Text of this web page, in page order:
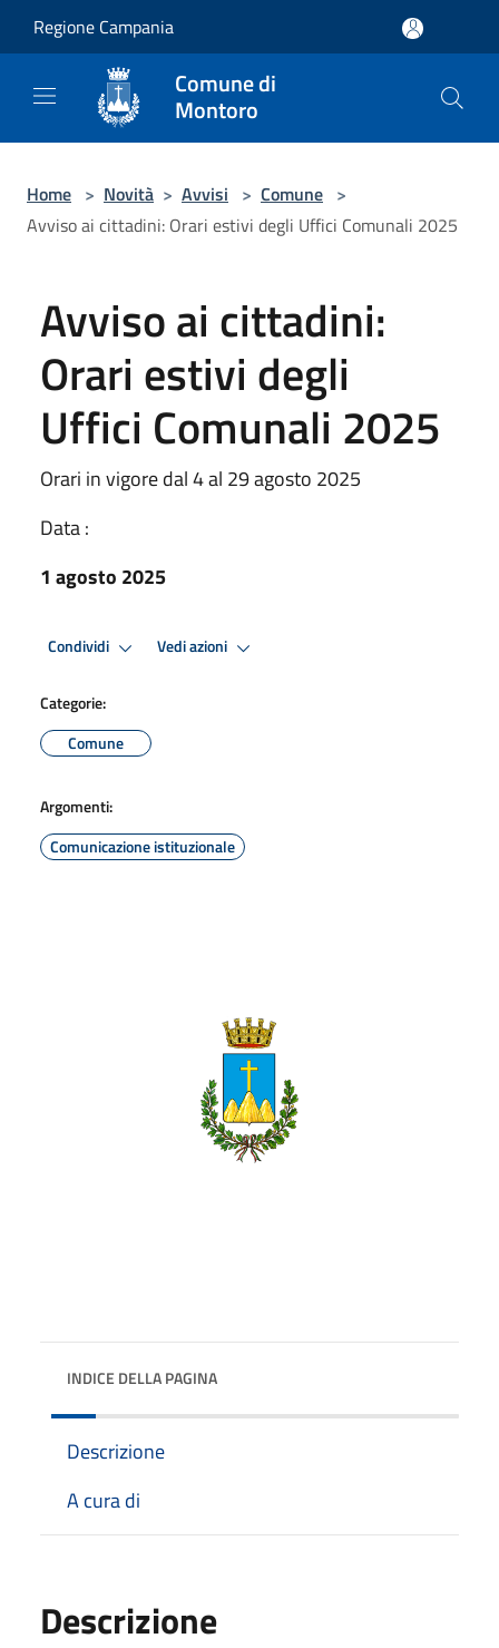
Regione Campania
Comune di
Montoro
Home > Novità > Avvisi > Comune >
Avviso ai cittadini: Orari estivi degli Uffici Comunali 2025
Avviso ai cittadini:
Orari estivi degli
Uffici Comunali 2025
Orari in vigore dal 4 al 29 agosto 2025
Data :
1 agosto 2025
Condividi Vedi azioni
Categorie:
Comune
Argomenti:
Comunicazione istituzionale
INDICE DELLA PAGINA
Descrizione
A cura di
Descrizione